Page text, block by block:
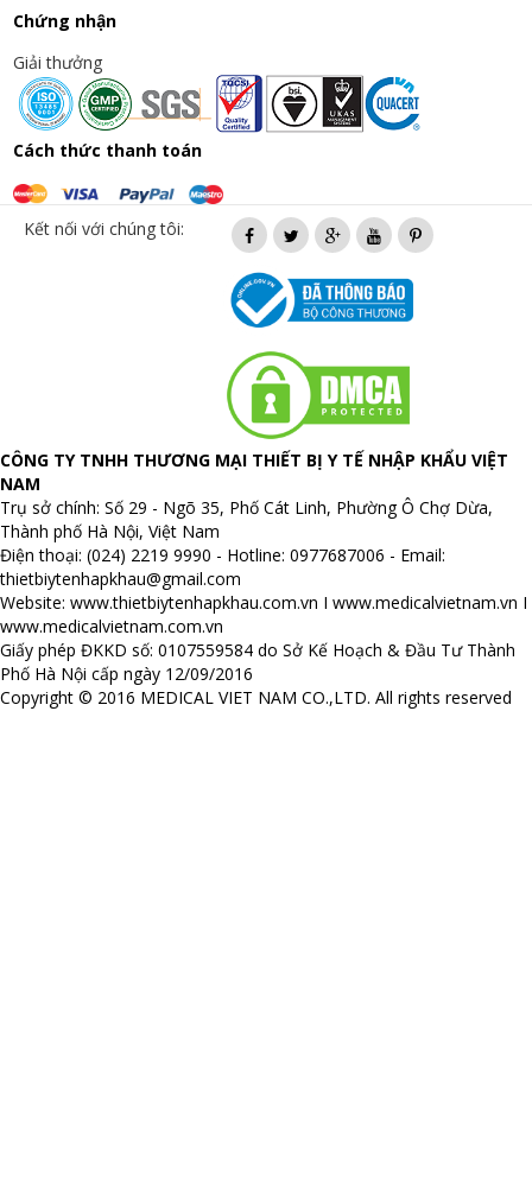
Chứng nhận
Giải thưởng
Cách thức thanh toán
Kết nối với chúng tôi:
CÔNG TY TNHH THƯƠNG MẠI THIẾT BỊ Y TẾ NHẬP KHẨU VIỆT
NAM
Trụ sở chính: Số 29 - Ngõ 35, Phố Cát Linh, Phường Ô Chợ Dừa,
Thành phố Hà Nội, Việt Nam
Điện thoại: (024) 2219 9990 - Hotline: 0977687006 - Email:
thietbiytenhapkhau@gmail.com
Website: www.thietbiytenhapkhau.com.vn I www.medicalvietnam.vn I
www.medicalvietnam.com.vn
Giấy phép ĐKKD số: 0107559584 do Sở Kế Hoạch & Đầu Tư Thành
Phố Hà Nội cấp ngày 12/09/2016
Copyright © 2016 MEDICAL VIET NAM CO.,LTD. All rights reserved